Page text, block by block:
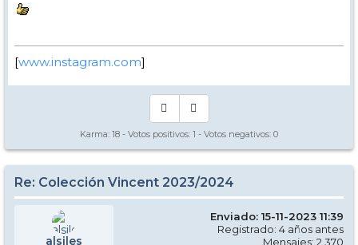
[www.instagram.com]
Karma: 18 - Votos positivos: 1 - Votos negativos: 0
Re: Colección Vincent 2023/2024
alsiles
Enviado: 15-11-2023 11:39
Registrado: 4 años antes
Mensajes: 2.370